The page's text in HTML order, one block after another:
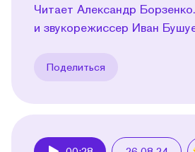
Читает Александр
и звукорежиссер Иван
Поделиться